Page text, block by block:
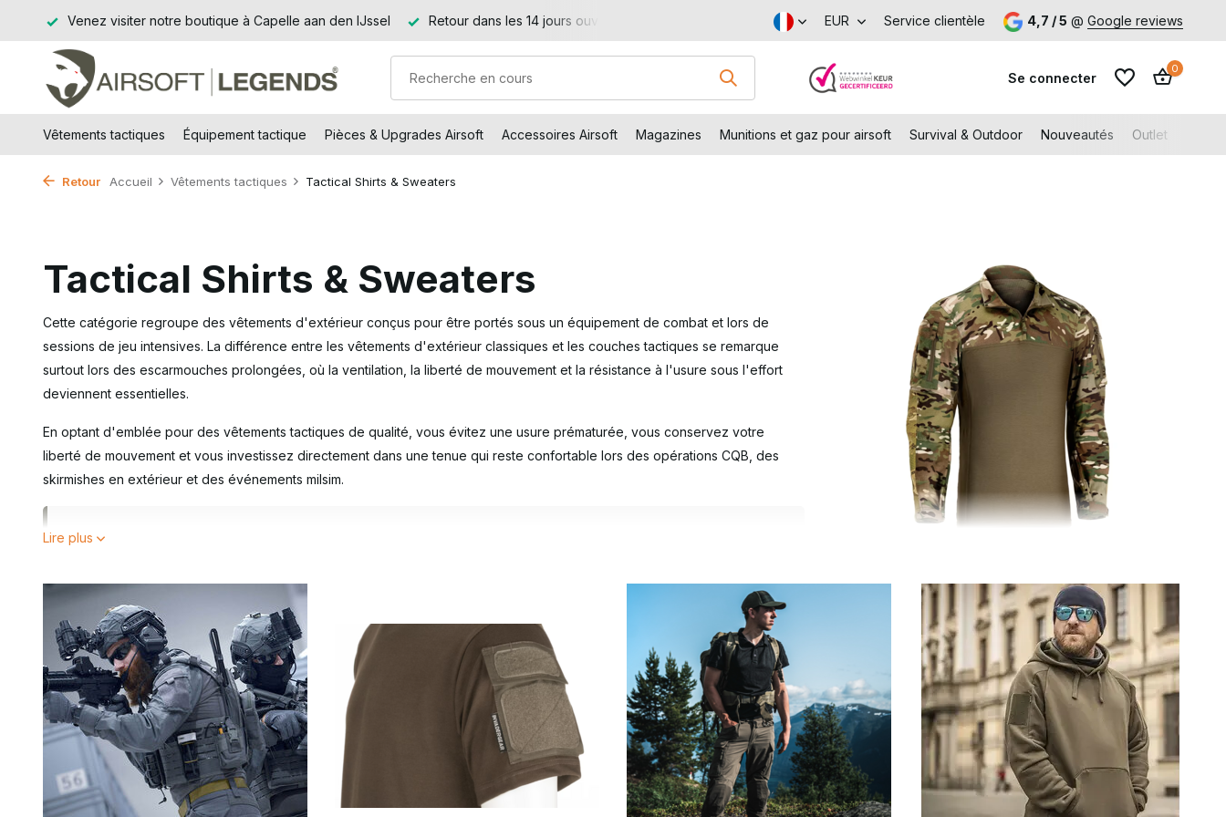
Venez visiter notre boutique à Capelle aan den IJssel Retour dans les 14 jours ouvrables Livraison gratuite à partir de €99 (NL et BE) Venez visiter notre boutique à Capelle
EUR Service clientèle 4,7 / 5 @ Google reviews
Se connecter
0
Vêtements tactiques Équipement tactique Pièces & Upgrades Airsoft Accessoires Airsoft Magazines Munitions et gaz pour airsoft Survival & Outdoor Nouveautés Outlet
Retour Accueil Vêtements tactiques Tactical Shirts & Sweaters
Tactical Shirts & Sweaters
Cette catégorie regroupe des vêtements d'extérieur conçus pour être portés sous un équipement de combat et lors de
sessions de jeu intensives. La différence entre les vêtements d'extérieur classiques et les couches tactiques se remarque
surtout lors des escarmouches prolongées, où la ventilation, la liberté de mouvement et la résistance à l'usure sous l'effort
deviennent essentielles.
En optant d'emblée pour des vêtements tactiques de qualité, vous évitez une usure prématurée, vous conservez votre
liberté de mouvement et vous investissez directement dans une tenue qui reste confortable lors des opérations CQB, des
skirmishes en extérieur et des événements milsim.
Accédez directement aux informations qui vous intéressent :
•Choix des matériaux et fonctionnalité
T-shirts et pulls tactiques : budget ou haut de gamme ?
•Foire aux questions
Les vêtements tactiques ont été conçus pour s'associer à des équipements tels qu'un plate carrier, unchest rigou unsac
à dos, sans compromettre la ventilation ni la liberté de mouvement lors de sessions de jeu prolongées.
Dans cette sous-catégorie, vous trouverez différents types de vêtements tactiques, chacun étant adapté à une
mission spécifique sur le terrain :
Lire plus